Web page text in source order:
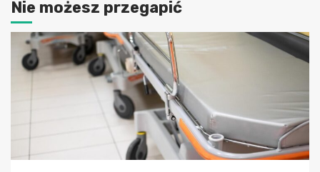
Nie możesz przegapić